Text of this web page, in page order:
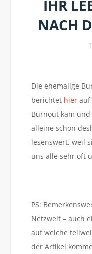
IHR
NACH
Die ehemalige
berichtet hierauf
Burnout kam
alleine schon
lesenswert, weil
uns alle sehr oft
PS:
Netzwelt – auch
auf welche
der Artikel